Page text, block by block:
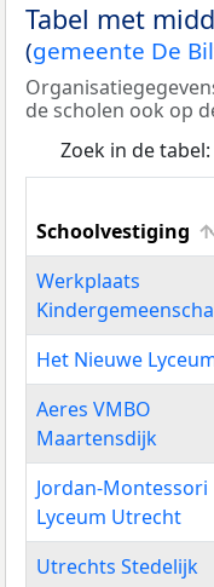
Tabel met
(gemeente De
de scholen ook op
Zoek in de tabel:
Schoolvestiging
Schoolvestiging
Werkplaats
Het Nieuwe
Aeres VMBO
Maartensdijk
Jordan-Montessori
Lyceum Utrecht
Utrechts Stedelijk